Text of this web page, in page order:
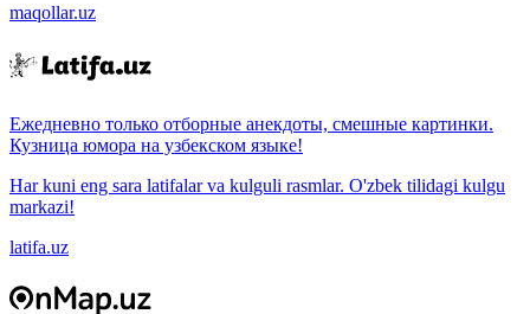
maqollar.uz
Ежедневно только отборные анекдоты, смешные картинки.
Кузница юмора на узбекском языке!
Har kuni eng sara latifalar va kulguli rasmlar. O'zbek tilidagi kulgu
markazi!
latifa.uz